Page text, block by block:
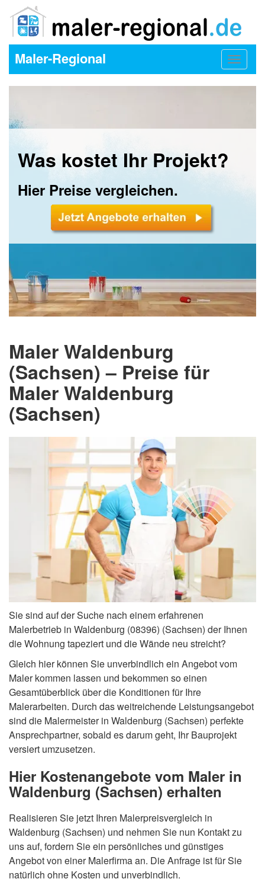
Toggle
Maler-Regional
Was kostet Ihr Projekt?
Hier Preise vergleichen.
Maler Waldenburg
(Sachsen) – Preise für
Maler Waldenburg
(Sachsen)
Sie sind auf der Suche nach einem erfahrenen
Malerbetrieb in Waldenburg (08396) (Sachsen) der Ihnen
die Wohnung tapeziert und die Wände neu streicht?
Gleich hier können Sie unverbindlich ein Angebot vom
Maler kommen lassen und bekommen so einen
Gesamtüberblick über die Konditionen für Ihre
Malerarbeiten. Durch das weitreichende Leistungsangebot
sind die Malermeister in Waldenburg (Sachsen) perfekte
Ansprechpartner, sobald es darum geht, Ihr Bauprojekt
versiert umzusetzen.
Hier Kostenangebote vom Maler in
Waldenburg (Sachsen) erhalten
Realisieren Sie jetzt Ihren Malerpreisvergleich in
Waldenburg (Sachsen) und nehmen Sie nun Kontakt zu
uns auf, fordern Sie ein persönliches und günstiges
Angebot von einer Malerfirma an. Die Anfrage ist für Sie
natürlich ohne Kosten und unverbindlich.